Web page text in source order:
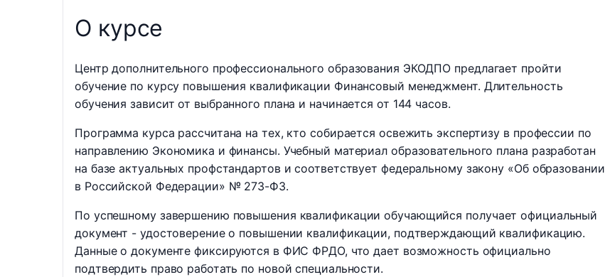
О курсе
Центр дополнительного профессионального образования ЭКОДПО предлагает пройти
обучение по курсу повышения квалификации Финансовый менеджмент. Длительность
обучения зависит от выбранного плана и начинается от 144 часов.
Программа курса рассчитана на тех, кто собирается освежить экспертизу в профессии по
направлению Экономика и финансы. Учебный материал образовательного плана разработан
на базе актуальных профстандартов и соответствует федеральному закону «Об образовании
в Российской Федерации» № 273-ФЗ.
По успешному завершению повышения квалификации обучающийся получает официальный
документ - удостоверение о повышении квалификации, подтверждающий квалификацию.
Данные о документе фиксируются в ФИС ФРДО, что дает возможность официально
подтвердить право работать по новой специальности.